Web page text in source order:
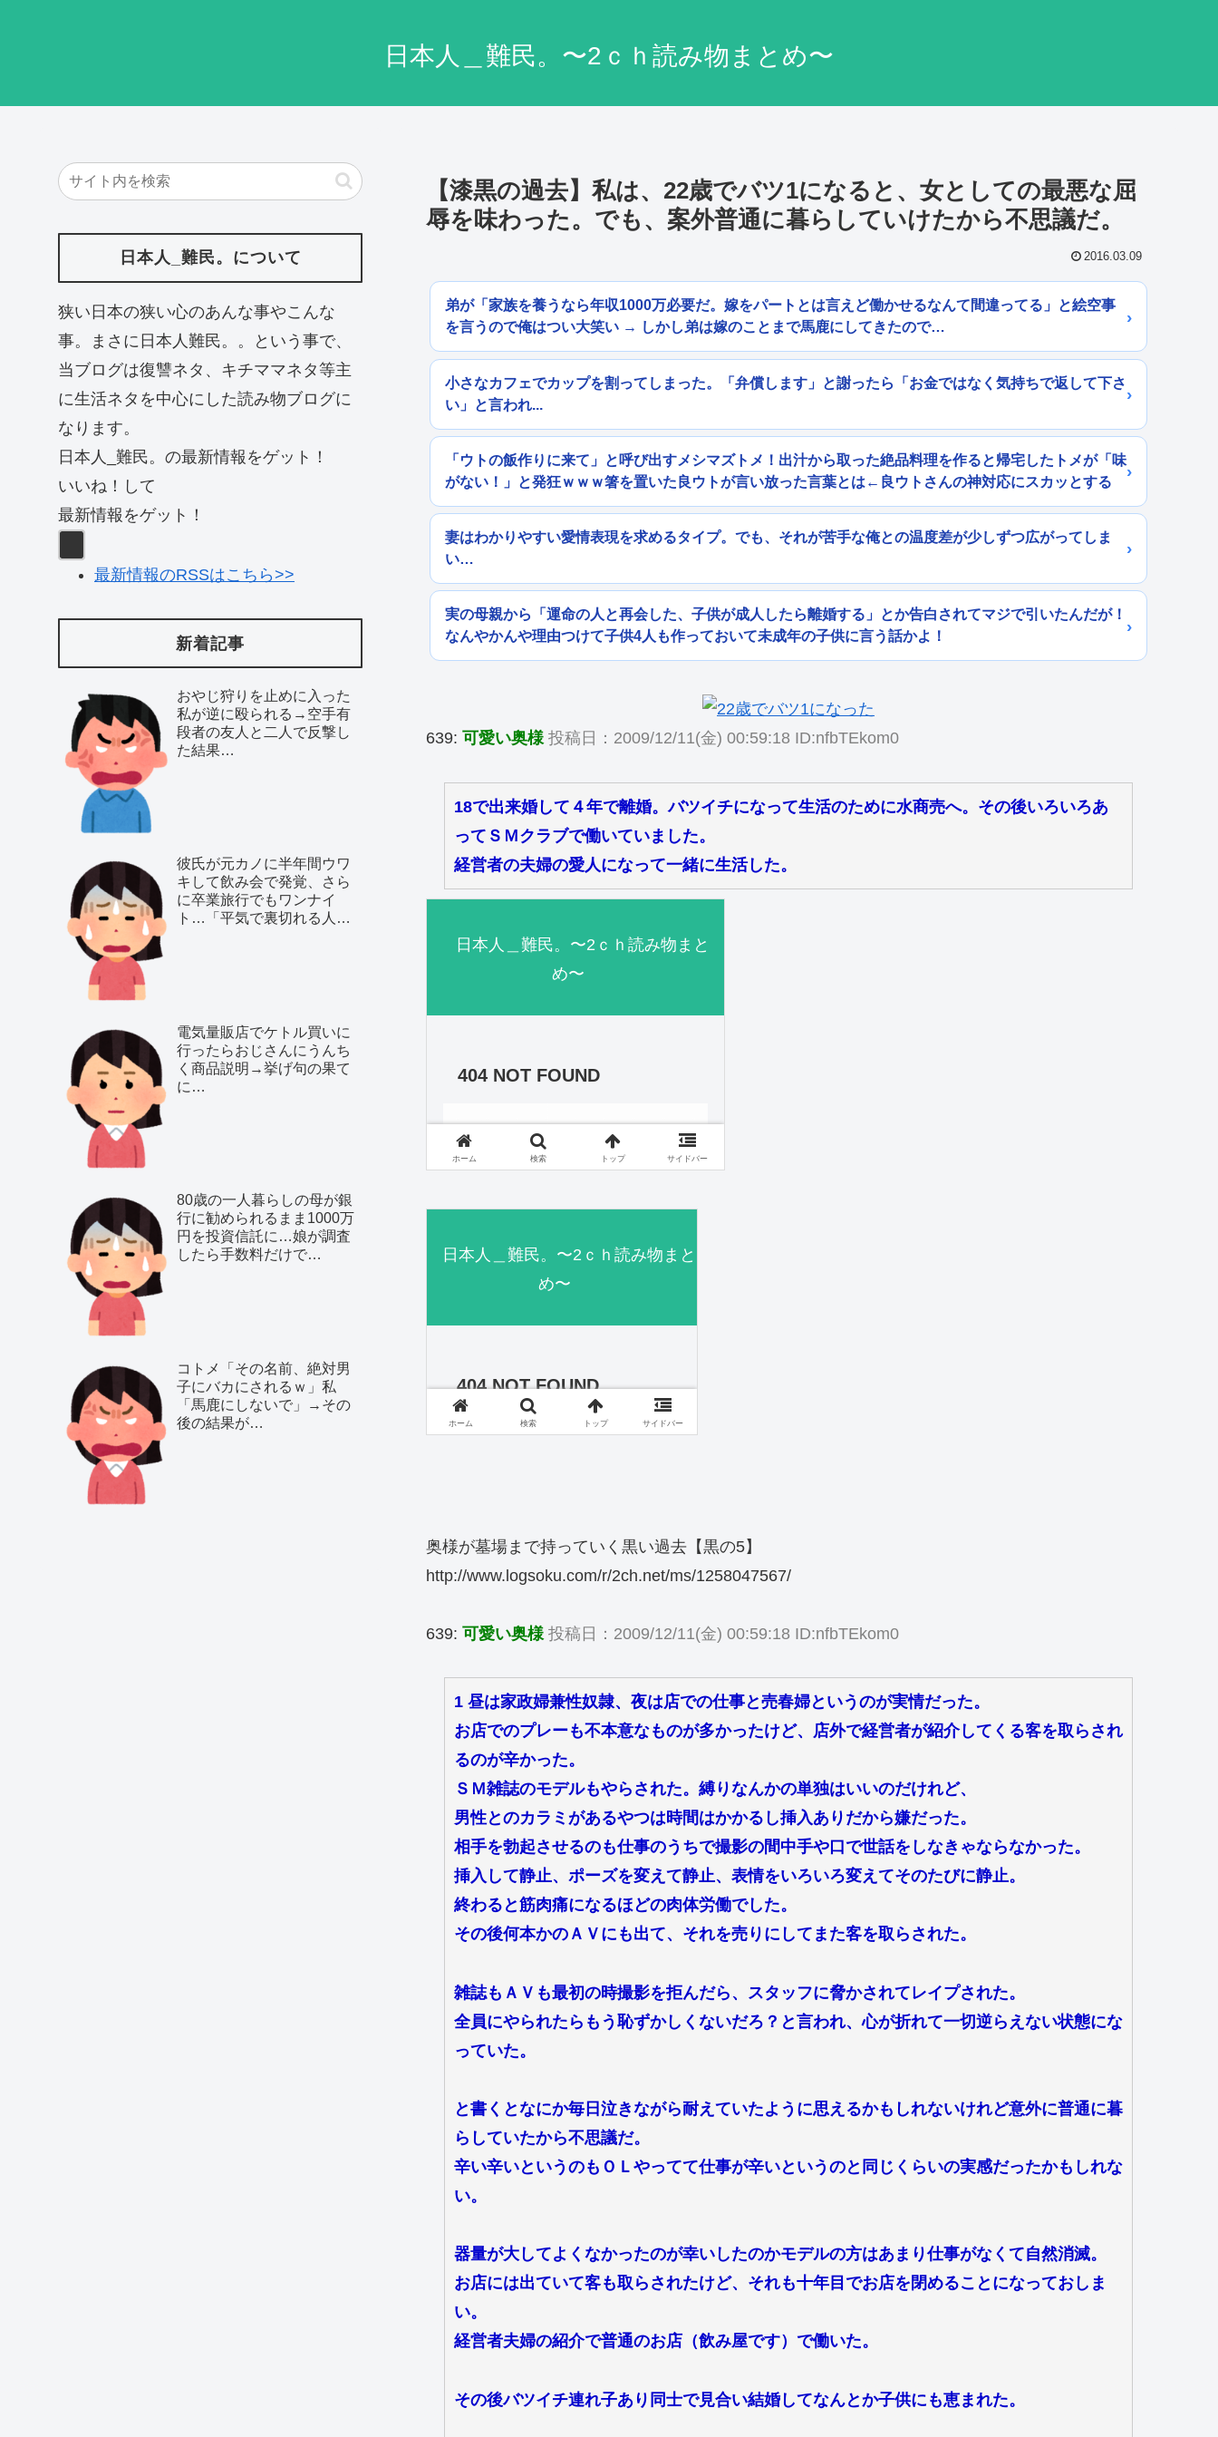
日本人＿難民。〜2ｃｈ読み物まとめ〜
【漆黒の過去】私は、22歳でバツ1になると、女としての最悪な屈
辱を味わった。でも、案外普通に暮らしていけたから不思議だ。
2016.03.09
弟が「家族を養うなら年収1000万必要だ。嫁をパートとは言えど働かせるなんて間違ってる」と絵空事
を言うので俺はつい大笑い → しかし弟は嫁のことまで馬鹿にしてきたので…
小さなカフェでカップを割ってしまった。「弁償します」と謝ったら「お金ではなく気持ちで返して下さ
い」と言われ...
「ウトの飯作りに来て」と呼び出すメシマズトメ！出汁から取った絶品料理を作ると帰宅したトメが「味
がない！」と発狂ｗｗｗ箸を置いた良ウトが言い放った言葉とは←良ウトさんの神対応にスカッとする
妻はわかりやすい愛情表現を求めるタイプ。でも、それが苦手な俺との温度差が少しずつ広がってしま
い…
実の母親から「運命の人と再会した、子供が成人したら離婚する」とか告白されてマジで引いたんだが！
なんやかんや理由つけて子供4人も作っておいて未成年の子供に言う話かよ！
639: 可愛い奥様 投稿日：2009/12/11(金) 00:59:18 ID:nfbTEkom0
18で出来婚して４年で離婚。バツイチになって生活のために水商売へ。その後いろいろあ
ってＳＭクラブで働いていました。
経営者の夫婦の愛人になって一緒に生活した。
奥様が墓場まで持っていく黒い過去【黒の5】
http://www.logsoku.com/r/2ch.net/ms/1258047567/
639: 可愛い奥様 投稿日：2009/12/11(金) 00:59:18 ID:nfbTEkom0
1 昼は家政婦兼性奴隷、夜は店での仕事と売春婦というのが実情だった。
お店でのプレーも不本意なものが多かったけど、店外で経営者が紹介してくる客を取らされ
るのが辛かった。
ＳＭ雑誌のモデルもやらされた。縛りなんかの単独はいいのだけれど、
男性とのカラミがあるやつは時間はかかるし挿入ありだから嫌だった。
相手を勃起させるのも仕事のうちで撮影の間中手や口で世話をしなきゃならなかった。
挿入して静止、ポーズを変えて静止、表情をいろいろ変えてそのたびに静止。
終わると筋肉痛になるほどの肉体労働でした。
その後何本かのＡＶにも出て、それを売りにしてまた客を取らされた。
雑誌もＡＶも最初の時撮影を拒んだら、スタッフに脅かされてレイプされた。
全員にやられたらもう恥ずかしくないだろ？と言われ、心が折れて一切逆らえない状態にな
っていた。
と書くとなにか毎日泣きながら耐えていたように思えるかもしれないけれど意外に普通に暮
らしていたから不思議だ。
辛い辛いというのもＯＬやってて仕事が辛いというのと同じくらいの実感だったかもしれな
い。
器量が大してよくなかったのが幸いしたのかモデルの方はあまり仕事がなくて自然消滅。
お店には出ていて客も取らされたけど、それも十年目でお店を閉めることになっておしま
い。
経営者夫婦の紹介で普通のお店（飲み屋です）で働いた。
その後バツイチ連れ子あり同士で見合い結婚してなんとか子供にも恵まれた。
日本人_難民。について
狭い日本の狭い心のあんな事やこんな
事。まさに日本人難民。。という事で、
当ブログは復讐ネタ、キチママネタ等主
に生活ネタを中心にした読み物ブログに
なります。
日本人_難民。の最新情報をゲット！
いいね！して
最新情報をゲット！
最新情報のRSSはこちら>>
新着記事
おやじ狩りを止めに入った
私が逆に殴られる→空手有
段者の友人と二人で反撃し
た結果…
彼氏が元カノに半年間ウワ
キして飲み会で発覚、さら
に卒業旅行でもワンナイ
ト…「平気で裏切れる人種
電気量販店でケトル買いに
行ったらおじさんにうんち
く商品説明→挙げ句の果て
に…
80歳の一人暮らしの母が銀
行に勧められるまま1000万
円を投資信託に…娘が調査
したら手数料だけで…
コトメ「その名前、絶対男
子にバカにされるｗ」私
「馬鹿にしないで」→その
後の結果が…